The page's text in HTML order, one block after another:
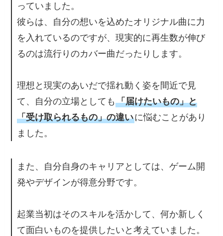
っていました。
彼らは、自分の想いを込めたオリジナル曲に力
を入れているのですが、現実的に再生数が伸び
るのは流行りのカバー曲だったりします。
理想と現実のあいだで揺れ動く姿を間近で見
て、自分の立場としても「届けたいもの」と
「受け取られるもの」の違いに悩むことがあり
ました。
また、自分自身のキャリアとしては、ゲーム開
発やデザインが得意分野です。
起業当初はそのスキルを活かして、何か新しく
て面白いものを提供したいと考えていました。